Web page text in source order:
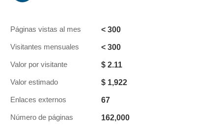
Páginas vistas al mes < 300
Visitantes mensuales < 300
Valor por visitante $ 2.11
Valor estimado $ 1,922
Enlaces externos 67
Número de páginas 162,000